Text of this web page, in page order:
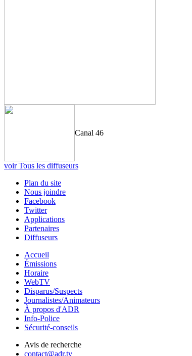
Canal 46
voir Tous les diffuseurs
Plan du site
Nous joindre
Facebook
Twitter
Applications
Partenaires
Diffuseurs
Accueil
Émissions
Horaire
WebTV
Disparus/Suspects
Journalistes/Animateurs
À propos d'ADR
Info-Police
Sécurité-conseils
Avis de recherche
contact@adr.tv